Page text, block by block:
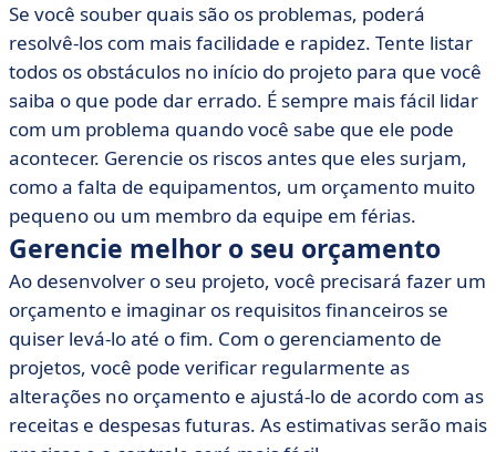
Se você souber quais são os problemas, poderá
resolvê-los com mais facilidade e rapidez. Tente listar
todos os obstáculos no início do projeto para que você
saiba o que pode dar errado. É sempre mais fácil lidar
com um problema quando você sabe que ele pode
acontecer. Gerencie os riscos antes que eles surjam,
como a falta de equipamentos, um orçamento muito
pequeno ou um membro da equipe em férias.
Gerencie melhor o seu orçamento
Ao desenvolver o seu projeto, você precisará fazer um
orçamento e imaginar os requisitos financeiros se
quiser levá-lo até o fim. Com o gerenciamento de
projetos, você pode verificar regularmente as
alterações no orçamento e ajustá-lo de acordo com as
receitas e despesas futuras. As estimativas serão mais